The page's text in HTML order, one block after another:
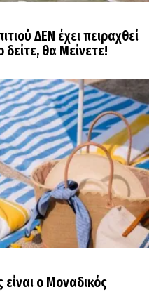
ΔΕΝ έχει πειραχθεί
δείτε, θα Μείνετε!
ο Μοναδικός